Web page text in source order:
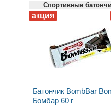
Спортивные
Батончик BombBar
Бомбар 60 г